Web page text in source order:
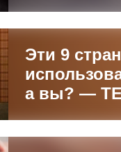
Эти 9
а вы? —